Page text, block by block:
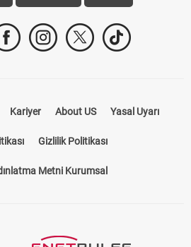
Kariyer About US Yasal Uyarı
Gizlilik Politikası
Metni Kurumsal